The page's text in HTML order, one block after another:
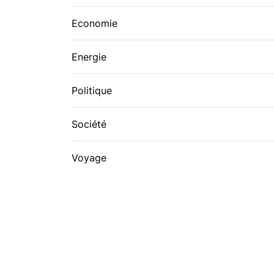
Economie
Energie
Politique
Société
Voyage